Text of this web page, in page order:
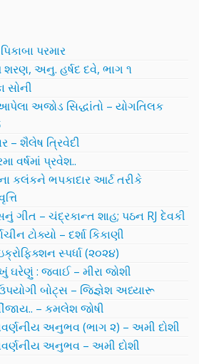
પરમાર
અનુ. હર્ષદ દવે, ભાગ ૧
સોની
અજોડ સિદ્ધાંતો – યોગતિલક
– શૈલેષ ત્રિવેદી
વર્ષમાં પ્રવેશ..
કલંકને ભપકાદાર આર્ટ તરીકે
ગીત – ચંદ્રકાન્ત શાહ; પઠન RJ દેવકી
ટોક્યો – દર્શા કિકાણી
સ્પર્ધા (૨૦૨૪)
: જવાઈ – મીરા જોશી
બોટ્સ – જિજ્ઞેશ અધ્યારૂ
– કમલેશ જોષી
અનુભવ (ભાગ ૨) – અમી દોશી
અનુભવ – અમી દોશી